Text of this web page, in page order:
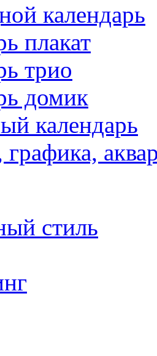
календарь
плакат
трио
домик
календарь
стиль